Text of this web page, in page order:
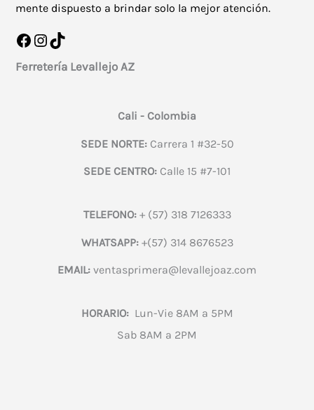
mente dispuesto a brindar solo la mejor atención.
Facebook
Instagram
TikTok
Ferretería Levallejo AZ
Cali - Colombia
SEDE NORTE:Carrera 1 #32-50
SEDE CENTRO: Calle 15 #7-101
TELEFONO:+ (57) 318 7126333
WHATSAPP:+(57) 314 8676523
EMAIL: ventasprimera@levallejoaz.com
HORARIO:Lun-Vie 8AM a 5PM
Sab 8AM a 2PM